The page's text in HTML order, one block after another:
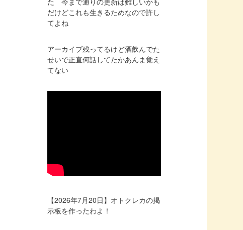
だけどこれも生きるためなので許し
てよね
アーカイブ残ってるけど酒飲んでた
せいで正直何話してたかあんま覚え
てない
【2026年7月20日】オトクレカの掲
示板を作ったわよ！